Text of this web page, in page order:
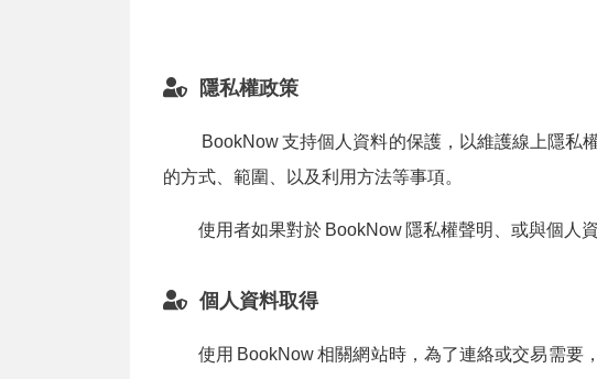
隱私權政策
BookNow支持個人資料的保護，以維護線上隱私權
的方式、範圍、以及利用方法等事項。
使用者如果對於 BookNow 隱私權聲明、或與個人
個人資料取得
使用 BookNow相關網站時，為了連絡或交易需要